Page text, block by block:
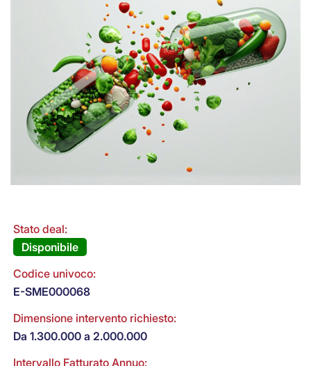
Stato deal:
Disponibile
Codice univoco:
E-SME000068
Dimensione intervento richiesto:
Da 1.300.000 a 2.000.000
Intervallo Fatturato Annuo: